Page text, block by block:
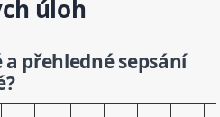
úloh
a přehledné sepsání